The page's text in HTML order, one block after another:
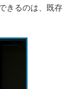
きるのは、既存